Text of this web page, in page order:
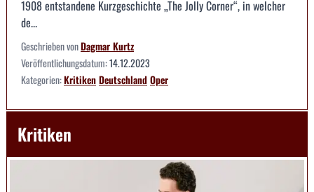
1908 entstandene Kurzgeschichte „The Jolly Corner“, in welcher
de...
Geschrieben vonDagmar Kurtz
Veröffentlichungsdatum:14.12.2023
Kategorien:KritikenDeutschlandOper
Kritiken